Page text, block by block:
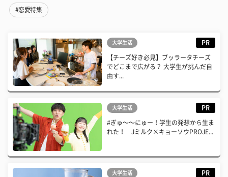
#恋愛特集
大学生活 PR
【チーズ好き必見】ブッラータチーズ
でどこまで広がる？ 大学生が挑んだ自
由す...
大学生活 PR
#ぎゅ〜〜にゅー！学生の発想から生ま
れた！ Jミルク×キョーソウPROJE...
大学生活 PR